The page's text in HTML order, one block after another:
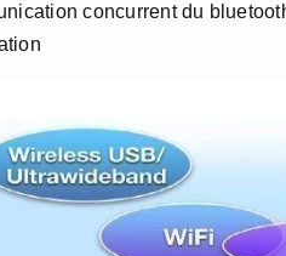
concurrent du